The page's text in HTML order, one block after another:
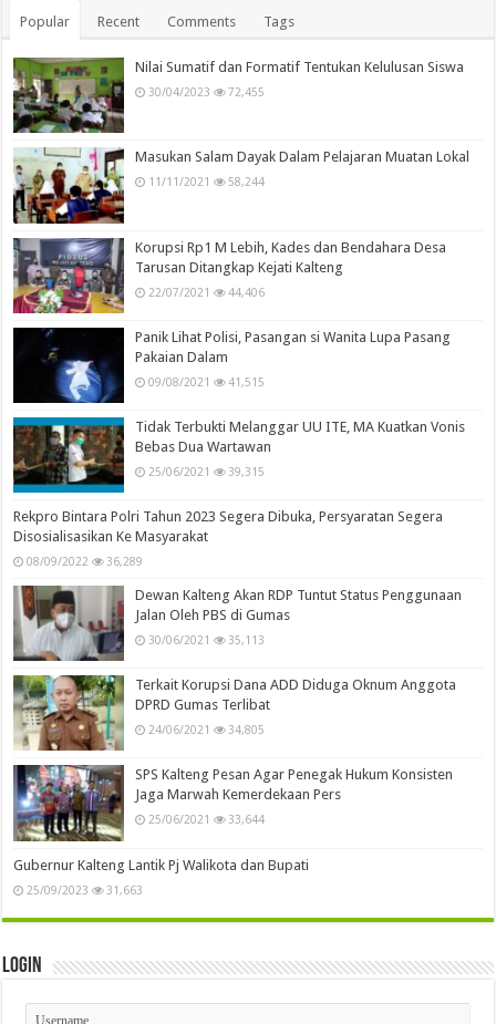
Popular Recent Comments Tags
Nilai Sumatif dan Formatif Tentukan Kelulusan Siswa
30/04/2023 72,455
Masukan Salam Dayak Dalam Pelajaran Muatan Lokal
11/11/2021 58,244
Korupsi Rp1 M Lebih, Kades dan Bendahara Desa
Tarusan Ditangkap Kejati Kalteng
22/07/2021 44,406
Panik Lihat Polisi, Pasangan si Wanita Lupa Pasang
Pakaian Dalam
09/08/2021 41,515
Tidak Terbukti Melanggar UU ITE, MA Kuatkan Vonis
Bebas Dua Wartawan
25/06/2021 39,315
Rekpro Bintara Polri Tahun 2023 Segera Dibuka, Persyaratan Segera
Disosialisasikan Ke Masyarakat
08/09/2022 36,289
Dewan Kalteng Akan RDP Tuntut Status Penggunaan
Jalan Oleh PBS di Gumas
30/06/2021 35,113
Terkait Korupsi Dana ADD Diduga Oknum Anggota
DPRD Gumas Terlibat
24/06/2021 34,805
SPS Kalteng Pesan Agar Penegak Hukum Konsisten
Jaga Marwah Kemerdekaan Pers
25/06/2021 33,644
Gubernur Kalteng Lantik Pj Walikota dan Bupati
25/09/2023 31,663
Login